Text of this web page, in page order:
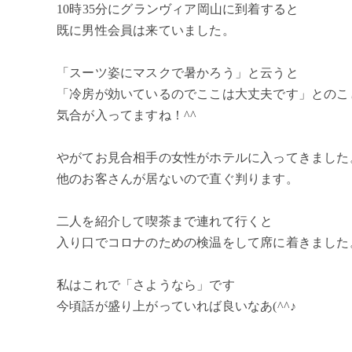
10時35分にグランヴィア岡山に到着すると
既に男性会員は来ていました。
「スーツ姿にマスクで暑かろう」と云うと
「冷房が効いているのでここは大丈夫です」とのこ
気合が入ってますね！^^
やがてお見合相手の女性がホテルに入ってきました
他のお客さんが居ないので直ぐ判ります。
二人を紹介して喫茶まで連れて行くと
入り口でコロナのための検温をして席に着きました
私はこれで「さようなら」です
今頃話が盛り上がっていれば良いなあ(^^♪